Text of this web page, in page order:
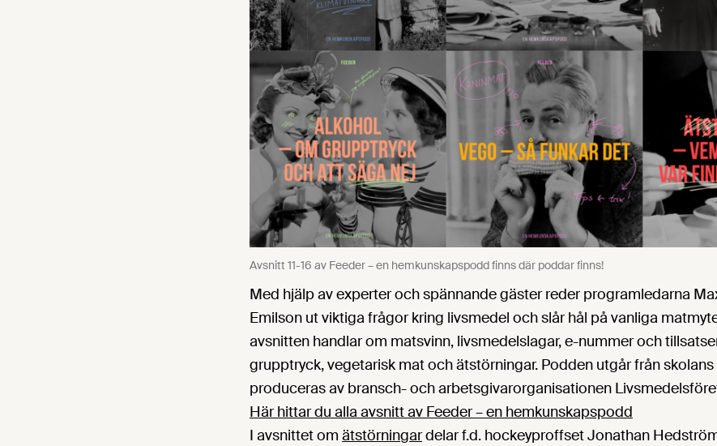
Avsnitt 11-16 av Feeder – en hemkunskapspodd finns där poddar finns!
Med hjälp av experter och spännande gäster reder programledarna
Emilson ut viktiga frågor kring livsmedel och slår hål på vanliga
avsnitten handlar om matsvinn, livsmedelslagar, e-nummer och
grupptryck, vegetarisk mat och ätstörningar. Podden utgår från
produceras av bransch- och arbetsgivarorganisationen
Här hittar du alla avsnitt av Feeder – en hemkunskapspodd
I avsnittet om ätstörningardelar f.d. hockeyproffset Jonathan